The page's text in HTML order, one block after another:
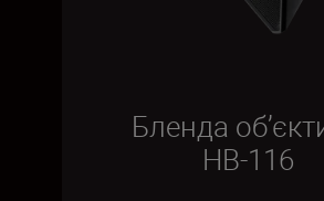
Бленда
HB-116